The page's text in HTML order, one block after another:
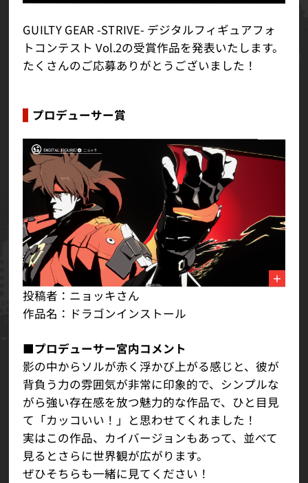
GUILTY GEAR -STRIVE- デジタルフィギュアフォ
トコンテスト Vol.2の受賞作品を発表いたします。
たくさんのご応募ありがとうございました！
プロデューサー賞
投稿者：ニョッキさん
作品名：ドラゴンインストール
■プロデューサー宮内コメント
影の中からソルが赤く浮かび上がる感じと、彼が
背負う力の雰囲気が非常に印象的で、シンプルな
がら強い存在感を放つ魅力的な作品で、ひと目見
て「カッコいい！」と思わせてくれました！
実はこの作品、カイバージョンもあって、並べて
見るとさらに世界観が広がります。
ぜひそちらも一緒に見てください！